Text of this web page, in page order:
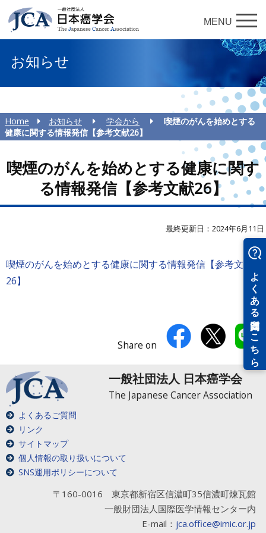
MENU
お知らせ
Home お知らせ 学会から
喫煙のがんを始めとする
健康に関する情報発信【参考文献26】
喫煙のがんを始めとする健康に関す
る情報発信【参考文献26】
最終更新日：2024年6月11日
喫煙のがんを始めとする健康に関する情報発信【参考文献
26】
Share on
一般社団法人 日本癌学会
The Japanese Cancer Association
よくあるご質問
リンク
サイトマップ
個人情報の取り扱いについて
SNS運用ポリシーについて
〒160-0016 東京都新宿区信濃町35信濃町煉瓦館
一般財団法人国際医学情報センター内
E-mail： jca.office@imic.or.jp